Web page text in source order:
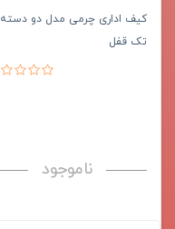
کیف اداری چرمی مدل دو دسته
تک قفل
ناموجود